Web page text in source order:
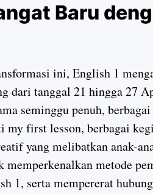
Baru
ini, English 1
dari tanggal 21 hingga 27
seminggu penuh,
my first lesson, berbagai
yang melibatkan anak-
metode
1, serta mempererat